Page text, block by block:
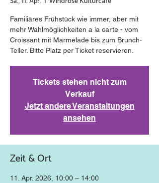
Familiäres Frühstück wie immer, aber mit
mehr Wahlmöglichkeiten a la carte - vom
Croissant mit Marmelade bis zum Brunch-
Teller. Bitte Platz per Ticket reservieren.
Tickets stehen nicht zum
Verkauf
Jetzt andere Veranstaltungen
ansehen
Zeit & Ort
11. Apr. 2026, 10:00 – 14:00